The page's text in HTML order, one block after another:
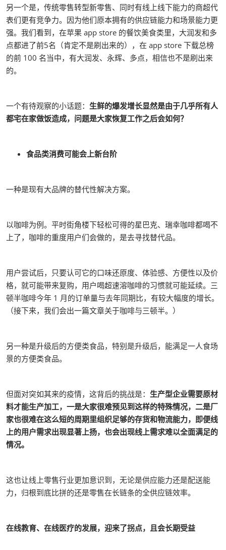
另一个是，传统零售转型新零售、同时有线上线下能力的商超代
表们更有竞争力。因为他们原本拥有的供应链能力和场景能力更
强。我们看到，在苹果 app store 的餐饮美食类里，大润发和多
点都进了前5名（肯定不是刷出来的），在 app store 下载总榜
的前 100 名当中，有大润发、永辉、多点，相信也不是刷出来
的。
一个有待观察的小话题： 生鲜的爆发增长显然是由于几乎所有人
都宅在家做饭造成，问题是大家恢复工作之后会如何？
食品类消费可能会上新台阶
一种是现有大品牌的替代性解决方案。
以咖啡为例。平时街角楼下轻松可得的星巴克、瑞幸咖啡都喝不
上了，咖啡的重度用户们会做的，是去寻找替代品。
用户尝试后，只要认可它的口味还原度、体验感、方便性以及价
格，就可能带来复购，用户喝超速溶咖啡的习惯就可能延续。三
顿半咖啡今年 1 月的订单量与去年同期比，有较大幅度的增长。
（接下来，我们会出一篇文章关于咖啡与三顿半。）
另一种是升级后的方便类食品，特别是升级后，能满足一人食场
景的方便类食品。
但面对突如其来的疫情，这背后的挑战是： 生产型企业需要原材
料才能生产加工，一是大家很难预见到这样的特殊情况，二是厂
家也很难在这么短的周期里组织足够的存货和物流能力，即便线
上的用户需求出现显著上扬，也会出现线上需求难以全面满足的
情况。
这也让线上零售行业更加意识到，无论是供应能力还是配送能
力，归根到底比拼的还是零售在长链条的全供应链效率。
在线教育、在线医疗的发展，迎来了拐点，且会长期受益